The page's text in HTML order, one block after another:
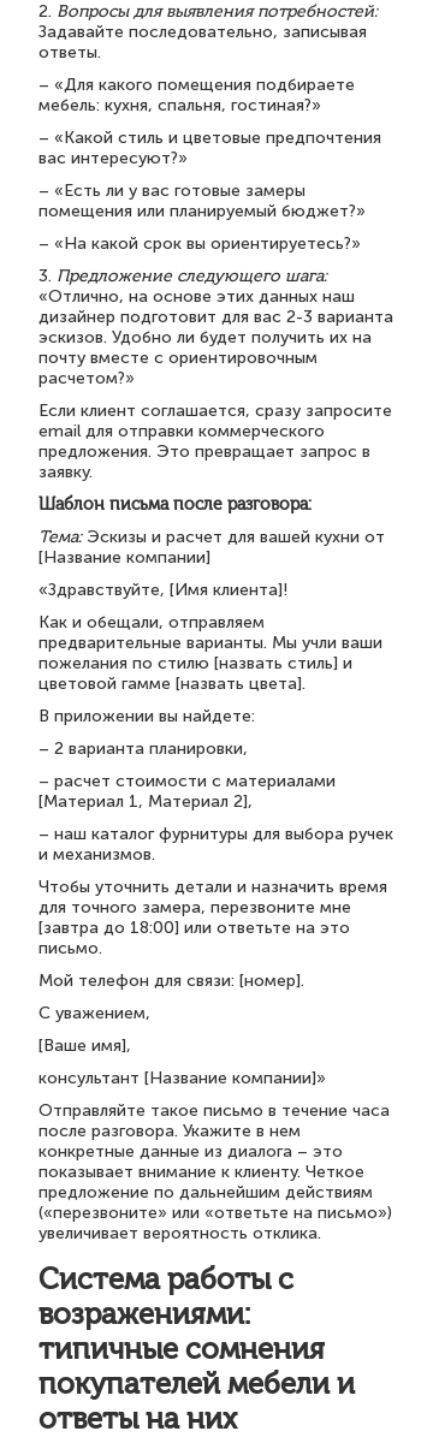
2. Вопросы для выявления потребностей:
Задавайте последовательно, записывая
ответы.
– «Для какого помещения подбираете
мебель: кухня, спальня, гостиная?»
– «Какой стиль и цветовые предпочтения
вас интересуют?»
– «Есть ли у вас готовые замеры
помещения или планируемый бюджет?»
– «На какой срок вы ориентируетесь?»
3. Предложение следующего шага:
«Отлично, на основе этих данных наш
дизайнер подготовит для вас 2-3 варианта
эскизов. Удобно ли будет получить их на
почту вместе с ориентировочным
расчетом?»
Если клиент соглашается, сразу запросите
email для отправки коммерческого
предложения. Это превращает запрос в
заявку.
Шаблон письма после разговора:
Тема:Эскизы и расчет для вашей кухни от
[Название компании]
«Здравствуйте, [Имя клиента]!
Как и обещали, отправляем
предварительные варианты. Мы учли ваши
пожелания по стилю [назвать стиль] и
цветовой гамме [назвать цвета].
В приложении вы найдете:
– 2 варианта планировки,
– расчет стоимости с материалами
[Материал 1, Материал 2],
– наш каталог фурнитуры для выбора ручек
и механизмов.
Чтобы уточнить детали и назначить время
для точного замера, перезвоните мне
[завтра до 18:00] или ответьте на это
письмо.
Мой телефон для связи: [номер].
С уважением,
[Ваше имя],
консультант [Название компании]»
Отправляйте такое письмо в течение часа
после разговора. Укажите в нем
конкретные данные из диалога – это
показывает внимание к клиенту. Четкое
предложение по дальнейшим действиям
(«перезвоните» или «ответьте на письмо»)
увеличивает вероятность отклика.
Система работы с
возражениями:
типичные сомнения
покупателей мебели и
ответы на них